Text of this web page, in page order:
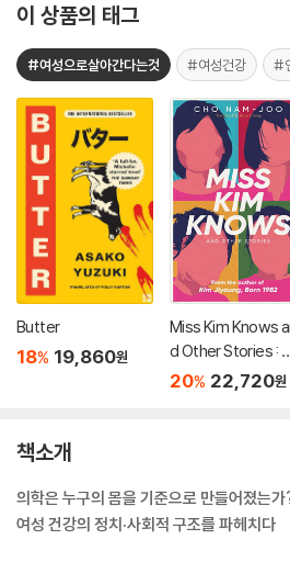
이 상품의 태그
#여성으로살아간다는것 #여성건강 #
Butter
18% 19,860원
Miss Kim Knows
d Other Stories :
남주 '우리가 쓴 것' 영
20% 22,720원
책소개
의학은 누구의 몸을 기준으로 만들어졌는가
여성 건강의 정치·사회적 구조를 파헤치다